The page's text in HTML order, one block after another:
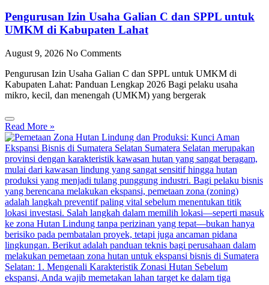
Pengurusan Izin Usaha Galian C dan SPPL untuk
UMKM di Kabupaten Lahat
August 9, 2026 No Comments
Pengurusan Izin Usaha Galian C dan SPPL untuk UMKM di
Kabupaten Lahat: Panduan Lengkap 2026 Bagi pelaku usaha
mikro, kecil, dan menengah (UMKM) yang bergerak
Read More »